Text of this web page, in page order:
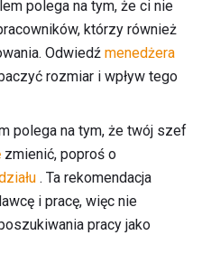
polega na tym, że ci nie
którzy również
Odwiedź menedżera
rozmiar i wpływ tego
polega na tym, że twój szef
zmienić, poproś o
. Ta rekomendacja
i pracę, więc nie
pracy jako